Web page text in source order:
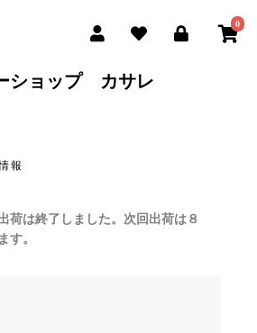
0
ショップ カサレ
報
荷は終了しました。次回出荷は８
す。